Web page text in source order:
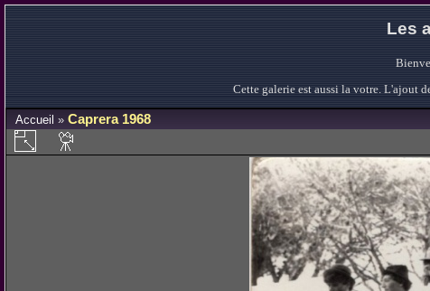
Les
Cette galerie est aussi la votre. L'ajout
Accueil » Caprera 1968